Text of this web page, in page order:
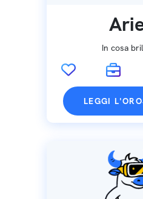
In cosa
LEGGI